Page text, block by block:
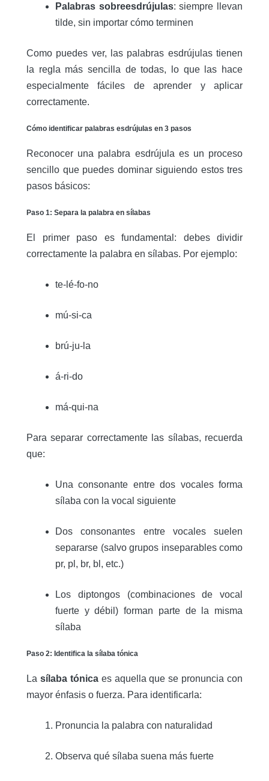
Palabras sobreesdrújulas: siempre llevan
tilde, sin importar cómo terminen
Como puedes ver, las palabras esdrújulas tienen
la regla más sencilla de todas, lo que las hace
especialmente fáciles de aprender y aplicar
correctamente.
Cómo identificar palabras esdrújulas en 3 pasos
Reconocer una palabra esdrújula es un proceso
sencillo que puedes dominar siguiendo estos tres
pasos básicos:
Paso 1: Separa la palabra en sílabas
El primer paso es fundamental: debes dividir
correctamente la palabra en sílabas. Por ejemplo:
te-lé-fo-no
mú-si-ca
brú-ju-la
á-ri-do
má-qui-na
Para separar correctamente las sílabas, recuerda
que:
Una consonante entre dos vocales forma
sílaba con la vocal siguiente
Dos consonantes entre vocales suelen
separarse (salvo grupos inseparables como
pr, pl, br, bl, etc.)
Los diptongos (combinaciones de vocal
fuerte y débil) forman parte de la misma
sílaba
Paso 2: Identifica la sílaba tónica
La sílaba tónicaes aquella que se pronuncia con
mayor énfasis o fuerza. Para identificarla:
Pronuncia la palabra con naturalidad
Observa qué sílaba suena más fuerte